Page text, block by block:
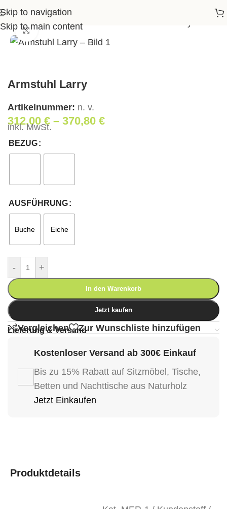
Skip to navigation
Skip to main content
Startseite>Shop>
Klick zum Vergrößern
Armstuhl Larry
Artikelnummer: n. v.
312,00€ – 370,80 €
inkl. MwSt.
BEZUG
AUSFÜHRUNG
Buche Eiche
- +
In den Warenkorb
Jetzt kaufen
Vergleichen Zur Wunschliste hinzufügen
Lieferung & Versand
Kostenloser Versand ab 300€ Einkauf
Bis zu 15% Rabatt auf Sitzmöbel, Tische,
Betten und Nachttische aus Naturholz
Jetzt Einkaufen
Produktdetails